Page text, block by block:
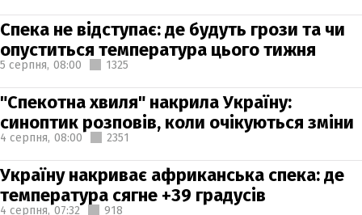
Спека не відступає: де будуть грози та чи
опуститься температура цього тижня
5 серпня, 08:00 1325
"Спекотна хвиля" накрила Україну:
синоптик розповів, коли очікуються зміни
4 серпня, 08:00 2351
Україну накриває африканська спека: де
температура сягне +39 градусів
4 серпня, 07:32 918